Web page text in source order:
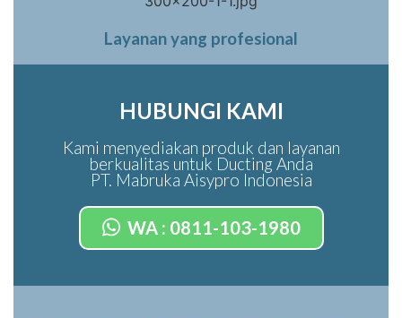
Layanan yang profesional
HUBUNGI KAMI
Kami menyediakan produk dan layanan
berkualitas untuk Ducting Anda
PT. Mabruka Aisypro Indonesia
WA : 0811-103-1980